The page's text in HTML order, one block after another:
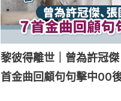
黎彼得離世｜曾為許冠
首金曲回顧句句擊中00